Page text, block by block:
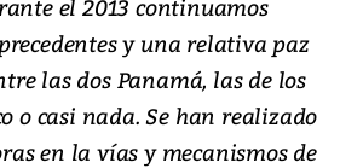
el 2013 continuamos
y una relativa paz
las dos Panamá, las de los
o casi nada. Se han realizado
en la vías y mecanismos de